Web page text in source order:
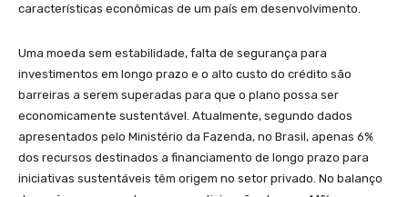
características econômicas de um país em desenvolvimento.
Uma moeda sem estabilidade, falta de segurança para
investimentos em longo prazo e o alto custo do crédito são
barreiras a serem superadas para que o plano possa ser
economicamente sustentável. Atualmente, segundo dados
apresentados pelo Ministério da Fazenda, no Brasil, apenas 6%
dos recursos destinados a financiamento de longo prazo para
iniciativas sustentáveis têm origem no setor privado. No balanço